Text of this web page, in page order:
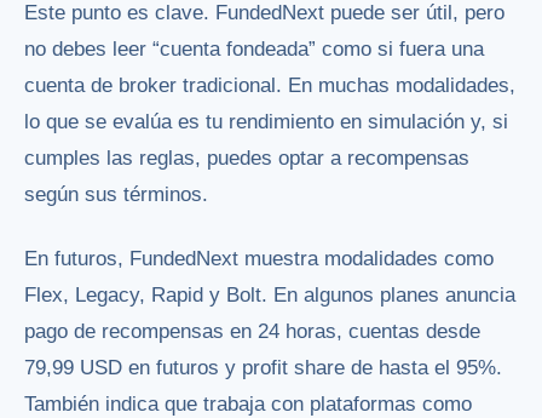
Este punto es clave. FundedNext puede ser útil, pero
no debes leer “cuenta fondeada” como si fuera una
cuenta de broker tradicional. En muchas modalidades,
lo que se evalúa es tu rendimiento en simulación y, si
cumples las reglas, puedes optar a recompensas
según sus términos.
En futuros, FundedNext muestra modalidades como
Flex, Legacy, Rapid y Bolt. En algunos planes anuncia
pago de recompensas en 24 horas, cuentas desde
79,99 USD en futuros y profit share de hasta el 95%.
También indica que trabaja con plataformas como